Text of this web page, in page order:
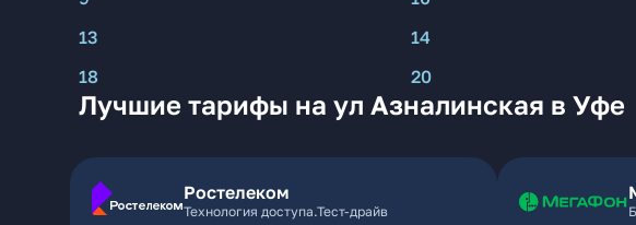
13
14
18
20
Лучшие тарифы на ул Азналинская в Уфе
Ростелеком
Технология доступа.Тест-драйв